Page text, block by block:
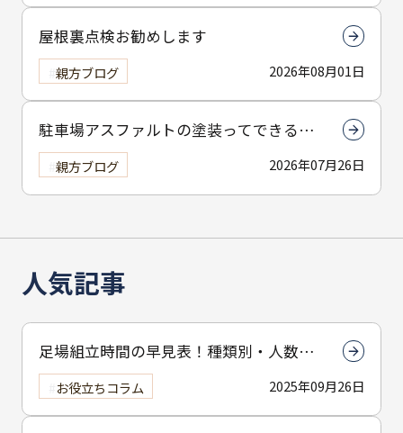
屋根裏点検お勧めします
2026年08月01日
親方ブログ
駐車場アスファルトの塗装ってできる
の？
2026年07月26日
親方ブログ
人気記事
足場組立時間の早見表！種類別・人数別
で組立時間を解説
2025年09月26日
お役立ちコラム